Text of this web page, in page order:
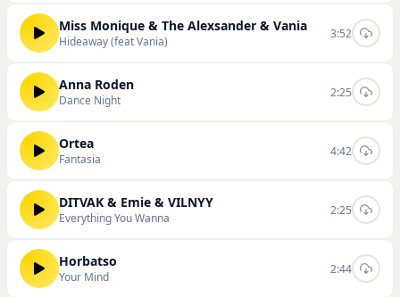
Miss Monique & The Alexsander & Vania
Hideaway (feat Vania)
3:52
Anna Roden
Dance Night
2:25
Ortea
Fantasia
4:42
DITVAK & Emie & VILNYY
Everything You Wanna
2:25
Horbatso
Your Mind
2:44